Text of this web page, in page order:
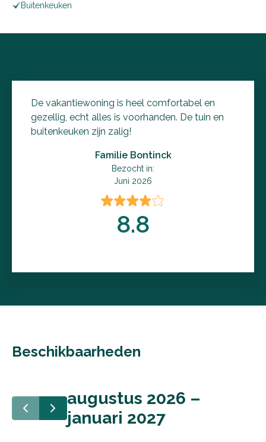
Buitenkeuken
De vakantiewoning is heel comfortabel en
gezellig, echt alles is voorhanden. De tuin en
buitenkeuken zijn zalig!
Familie Bontinck
Bezocht in:
Juni 2026
8.8
Beschikbaarheden
augustus 2026 –
januari 2027